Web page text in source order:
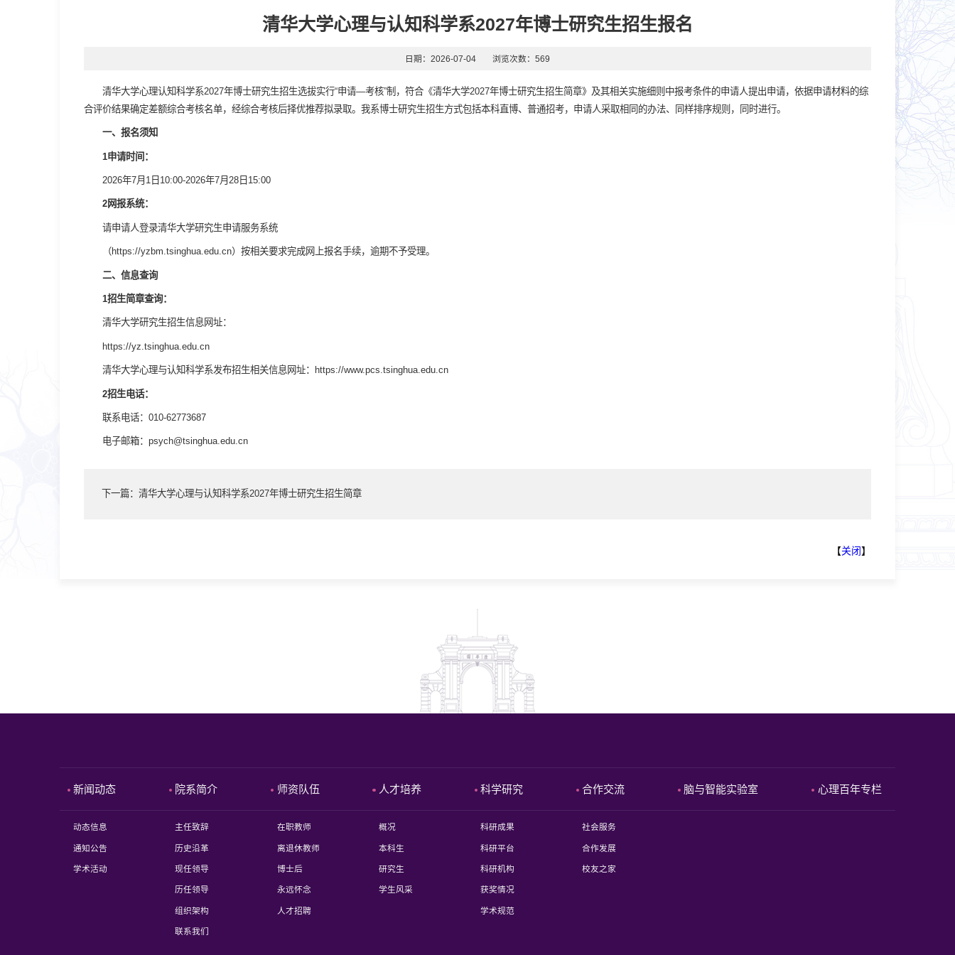
清华大学心理与认知科学系2027年博士研究生招生报名
日期：2026-07-04 浏览次数：569
清华大学心理认知科学系2027年博士研究生招生选拔实行“申请―考核”制，符合《清华大学2027年博士研究生招生简章》及其相关实施细则中报考条件的申请人提出申请，依据申请材料的综
合评价结果确定差额综合考核名单，经综合考核后择优推荐拟录取。我系博士研究生招生方式包括本科直博、普通招考，申请人采取相同的办法、同样排序规则，同时进行。
一、报名须知
1申请时间：
2026年7月1日10:00-2026年7月28日15:00
2网报系统：
请申请人登录清华大学研究生申请服务系统
（https://yzbm.tsinghua.edu.cn）按相关要求完成网上报名手续，逾期不予受理。
二、信息查询
1招生简章查询：
清华大学研究生招生信息网址：
https://yz.tsinghua.edu.cn
清华大学心理与认知科学系发布招生相关信息网址：https://www.pcs.tsinghua.edu.cn
2招生电话：
联系电话：010-62773687
电子邮箱：psych@tsinghua.edu.cn
下一篇：清华大学心理与认知科学系2027年博士研究生招生简章
【关闭】
新闻动态
动态信息
通知公告
学术活动
院系简介
主任致辞
历史沿革
现任领导
历任领导
组织架构
联系我们
师资队伍
在职教师
离退休教师
博士后
永远怀念
人才招聘
人才培养
概况
本科生
研究生
学生风采
科学研究
科研成果
科研平台
科研机构
获奖情况
学术规范
合作交流
社会服务
合作发展
校友之家
脑与智能实验室 心理百年专栏